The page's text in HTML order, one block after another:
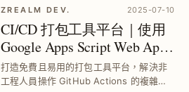
ZREALM DEV. 2025-07-10
CI/CD 打包工具平台｜使用
Google Apps Script Web App
串接 GitHub Actions 提升跨
團隊效率
打造免費且易用的打包工具平台，解決非
工程人員操作 GitHub Actions 的複雜性